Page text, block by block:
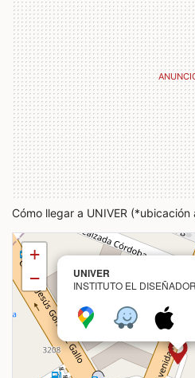
Cómo llegar a UNIVER (*ubicación
UNIVER
INSTITUTO EL
+
−